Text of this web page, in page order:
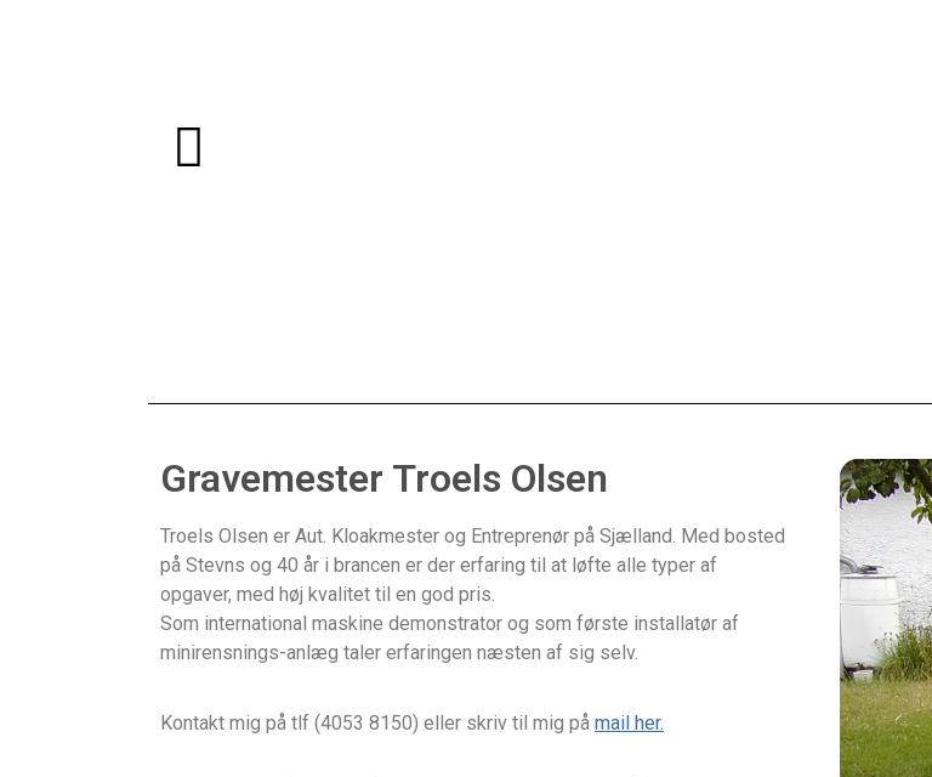
Gravemester Troels Olsen
Troels Olsen er Aut. Kloakmester og Entreprenør på Sjælland. Med bosted
på Stevns og 40 år i brancen er der erfaring til at løfte alle typer af
opgaver, med høj kvalitet til en god pris.
Som international maskine demonstrator og som første installatør af
minirensnings-anlæg taler erfaringen næsten af sig selv.
Kontakt mig på tlf (4053 8150) eller skriv til mig på mail her.